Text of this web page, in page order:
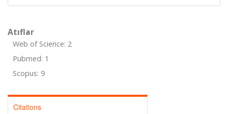
Atıflar
Web of Science: 2
Pubmed: 1
Scopus: 9
Citations